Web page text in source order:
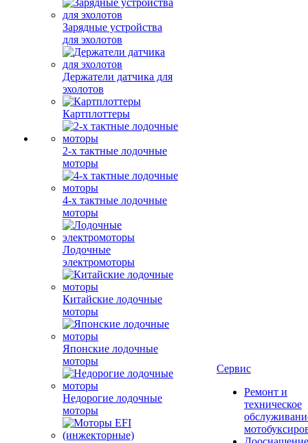
Зарядные устройства
для эхолотов
Держатели датчика для
эхолотов
Картплоттеры
2-х тактные лодочные
моторы
4-х тактные лодочные
моторы
Лодочные
электромоторы
Китайские лодочные
моторы
Японские лодочные
моторы
Недорогие лодочные
моторы
Сервис
Ремонт и
техническое